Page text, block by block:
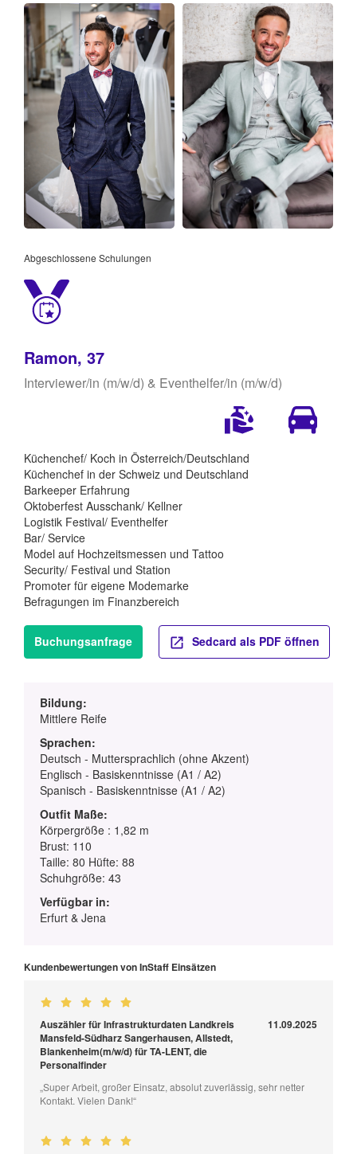
Abgeschlossene Schulungen
Ramon, 37
Interviewer/in (m/w/d) & Eventhelfer/in (m/w/d)
Küchenchef/ Koch in Österreich/Deutschland
Küchenchef in der Schweiz und Deutschland
Barkeeper Erfahrung
Oktoberfest Ausschank/ Kellner
Logistik Festival/ Eventhelfer
Bar/ Service
Model auf Hochzeitsmessen und Tattoo
Security/ Festival und Station
Promoter für eigene Modemarke
Befragungen im Finanzbereich
Buchungsanfrage Sedcard als PDF öffnen
Bildung:
Mittlere Reife
Sprachen:
Deutsch - Muttersprachlich (ohne Akzent)
Englisch - Basiskenntnisse (A1 / A2)
Spanisch - Basiskenntnisse (A1 / A2)
Outfit Maße:
Körpergröße : 1,82 m
Brust: 110
Taille: 80 Hüfte: 88
Schuhgröße: 43
Verfügbar in:
Erfurt & Jena
Kundenbewertungen von InStaff Einsätzen
Auszähler für Infrastrukturdaten Landkreis
Mansfeld-Südharz Sangerhausen, Allstedt,
Blankenheim(m/w/d) für TA-LENT, die
Personalfinder
11.09.2025
„Super Arbeit, großer Einsatz, absolut zuverlässig, sehr netter
Kontakt. Vielen Dank!“